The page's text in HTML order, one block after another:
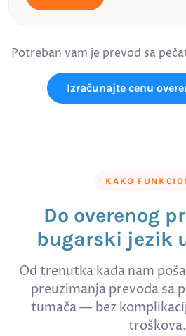
Potreban vam je prevod sa
Izračunajte cenu
KAKO
Do overenog
bugarski jezik
Od trenutka kada nam
preuzimanja prevoda sa
tumača — bez
troškova.